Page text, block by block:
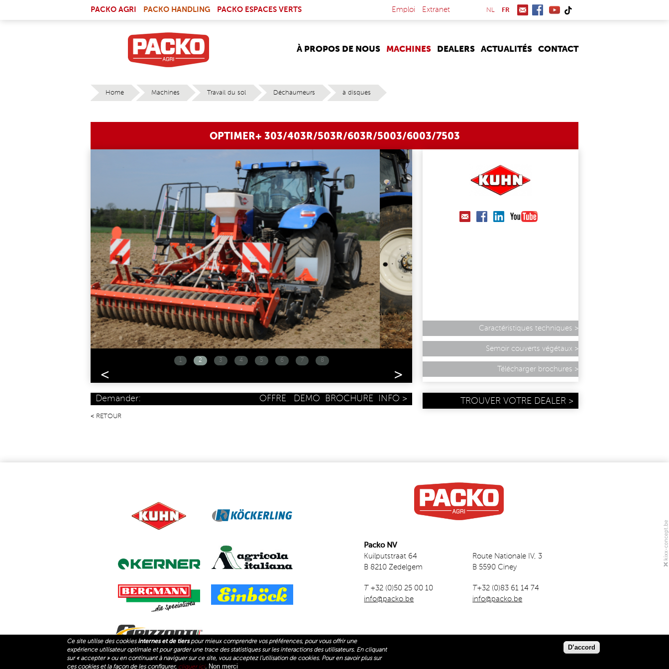
PACKO AGRI
PACKO HANDLING PACKO ESPACES VERTS Emploi Extranet NL FR
À PROPOS DE NOUS MACHINES DEALERS ACTUALITÉS CONTACT
Home Machines Travail du sol Déchaumeurs à disques
OPTIMER+ 303/403R/503R/603R/5003/6003/7503
OPTIMER_403_KUHN_8875_300DPI.JPG
1 2 3 4 5 6 7 8
< >
Caractéristiques techniques
Semoir couverts végétaux
Télécharger brochures
Demander: OFFRE DEMO BROCHURE INFO
RETOUR
TROUVER VOTRE DEALER
Packo NV
Kuilputstraat 64
B 8210 Zedelgem
T +32 (0)50 25 00 10
info@packo.be
Route Nationale IV, 3
B 5590 Ciney
T +32 (0)83 61 14 74
info@packo.be
PACKO AGRI PACKO HANDLING
(LINK IS EXTERNAL)
PACKO ESPACES VERTS
Ce site utilise des cookiesinternes et de tierspour mieux comprendre vos préférences, pour vous offrir une
expérience utilisateur optimale et pour garder une trace des statistiques sur les interactions des utilisateurs. En cliquant
sur « accepter » ou en continuant à naviguer sur ce site, vous acceptez l’utilisation de cookies. Pour en savoir plus sur
ces cookies et la façon de les configurer, cliquer ici. Non merci
D’accord